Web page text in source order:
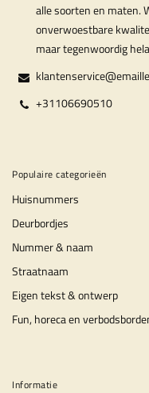
alle soorten en maten.
onverwoestbare
maar tegenwoordig
+31106690510
Populaire categorieën
Huisnummers
Deurbordjes
Nummer & naam
Straatnaam
Eigen tekst & ontwerp
Fun, horeca en
Informatie